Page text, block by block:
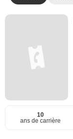
10
ans de carrière